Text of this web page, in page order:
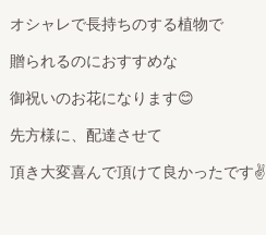
オシャレで長持ちのする植物で
贈られるのにおすすめな
御祝いのお花になります😊
先方様に、配達させて
頂き大変喜んで頂けて良かったです✌️